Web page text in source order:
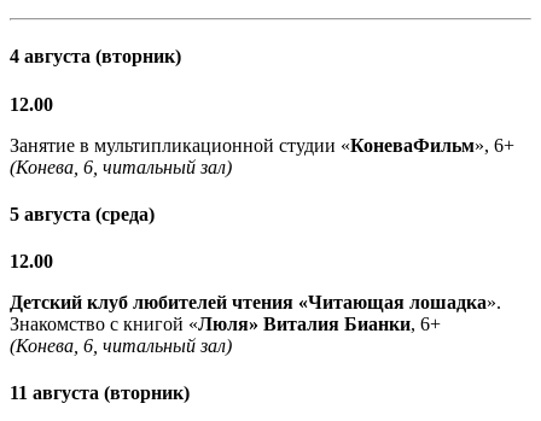
4 августа (вторник)
12.00
Занятие в мультипликационной студии «КоневаФильм», 6+
(Конева, 6, читальный зал)
5 августа (среда)
12.00
Детский клуб любителей чтения «Читающая лошадка».
Знакомство с книгой «Люля» Виталия Бианки, 6+
(Конева, 6, читальный зал)
11 августа (вторник)